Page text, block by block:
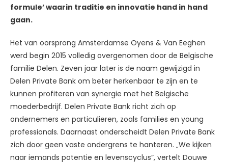
formule’ waarin traditie en innovatie hand in hand
gaan.
Het van oorsprong Amsterdamse Oyens & Van Eeghen
werd begin 2015 volledig overgenomen door de Belgische
familie Delen. Zeven jaar later is de naam gewijzigd in
Delen Private Bank om beter herkenbaar te zijn en te
kunnen profiteren van synergie met het Belgische
moederbedrijf. Delen Private Bank richt zich op
ondernemers en particulieren, zoals families en young
professionals. Daarnaast onderscheidt Delen Private Bank
zich door geen vaste ondergrens te hanteren. „We kijken
naar iemands potentie en levenscyclus”, vertelt Douwe